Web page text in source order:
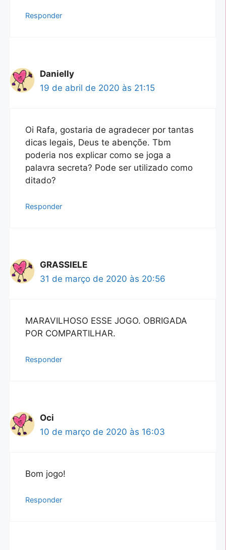
Responder
Danielly
19 de abril de 2020 às 21:15
Oi Rafa, gostaria de agradecer por tantas
dicas legais, Deus te abençõe. Tbm
poderia nos explicar como se joga a
palavra secreta? Pode ser utilizado como
ditado?
Responder
GRASSIELE
31 de março de 2020 às 20:56
MARAVILHOSO ESSE JOGO. OBRIGADA
POR COMPARTILHAR.
Responder
Oci
10 de março de 2020 às 16:03
Bom jogo!
Responder